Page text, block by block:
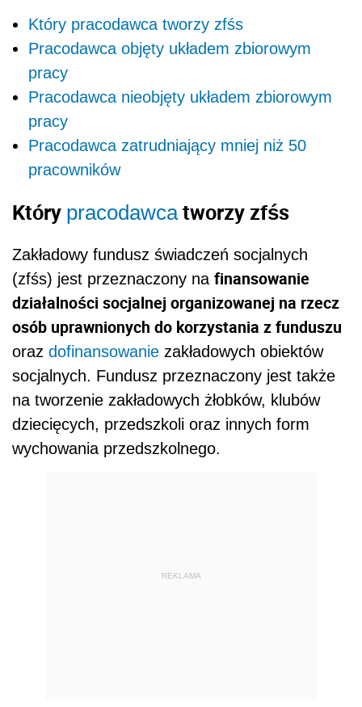
Który pracodawca tworzy zfśs
Pracodawca objęty układem zbiorowym
pracy
Pracodawca nieobjęty układem zbiorowym
pracy
Pracodawca zatrudniający mniej niż 50
pracowników
Który pracodawcatworzy zfśs
Zakładowy fundusz świadczeń socjalnych
(zfśs) jest przeznaczony na finansowanie
działalności socjalnej organizowanej na rzecz
osób uprawnionych do korzystania z funduszu
oraz dofinansowanie zakładowych obiektów
socjalnych. Fundusz przeznaczony jest także
na tworzenie zakładowych żłobków, klubów
dziecięcych, przedszkoli oraz innych form
wychowania przedszkolnego.
REKLAMA